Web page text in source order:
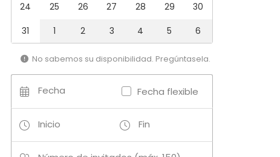
24
25 26 27 28 29
30
31
1 2 3 4 5 6
No sabemos su disponibilidad. Pregúntasela.
Fecha Fecha flexible
Inicio Fin